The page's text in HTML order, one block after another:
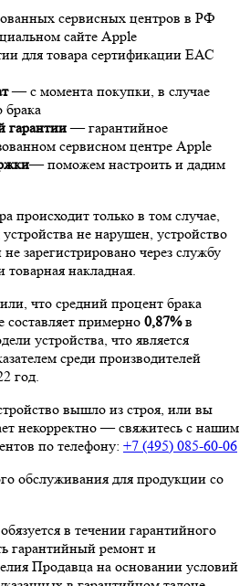
сервисных центров в РФ
сайте Apple
для товара сертификации ЕАС
— с момента покупки, в случае
брака
гарантии— гарантийное
сервисном центре Apple
— поможем настроить и дадим
происходит только в том случае,
не нарушен, устройство
зарегистрировано через службу
товарная накладная.
что средний процент брака
примерно 0,87%в
устройства, что является
среди производителей
год.
вышло из строя, или вы
некорректно — свяжитесь с нашим
по телефону: +7 (495) 085-60-06
обслуживания для продукции со
в течении гарантийного
гарантийный ремонт и
Продавца на основании условий